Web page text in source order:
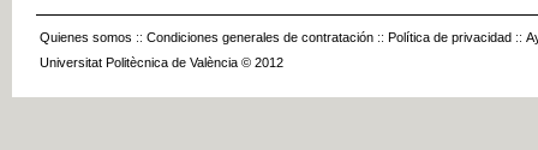
Quienes somos :: Condiciones generales de contratación :: Política de privacidad ::
Universitat Politècnica de València © 2012